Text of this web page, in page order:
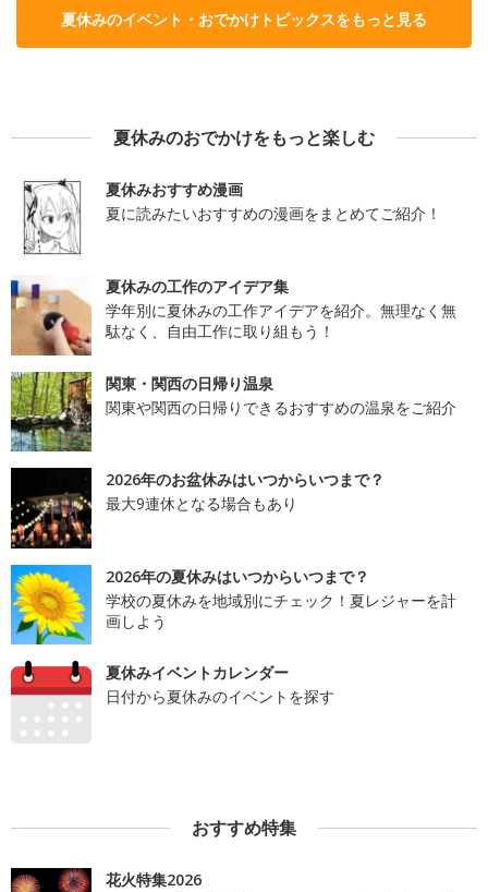
夏休みのイベント・おでかけトピックスをもっと見る
夏休みのおでかけをもっと楽しむ
夏休みおすすめ漫画
夏に読みたいおすすめの漫画をまとめてご紹介！
夏休みの工作のアイデア集
学年別に夏休みの工作アイデアを紹介。無理なく無
駄なく、自由工作に取り組もう！
関東・関西の日帰り温泉
関東や関西の日帰りできるおすすめの温泉をご紹介
2026年のお盆休みはいつからいつまで？
最大9連休となる場合もあり
2026年の夏休みはいつからいつまで？
学校の夏休みを地域別にチェック！夏レジャーを計
画しよう
夏休みイベントカレンダー
日付から夏休みのイベントを探す
おすすめ特集
花火特集2026